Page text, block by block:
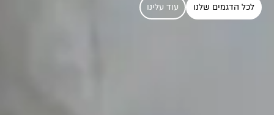
לכל הדגמים שלנו עוד עלינו